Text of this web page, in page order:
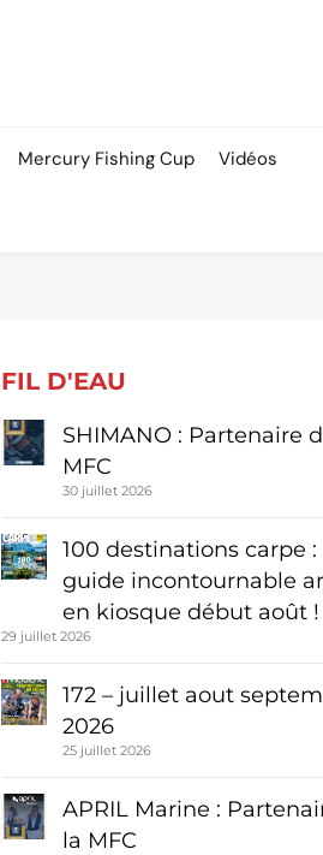
Mercury Fishing Cup Vidéos
FIL D'EAU
SHIMANO : Partenaire
MFC
30 juillet 2026
100 destinations carpe :
guide incontournable
en kiosque début août !
29 juillet 2026
172 – juillet aout
2026
25 juillet 2026
APRIL Marine :
la MFC